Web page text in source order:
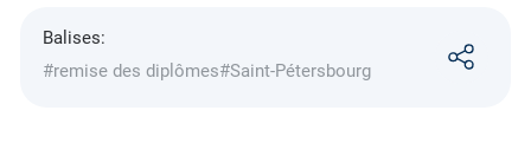
Balises:
#remise des diplômes#Saint-Pétersbourg